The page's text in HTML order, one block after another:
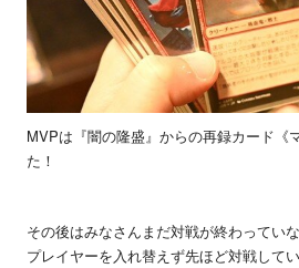
MVPは『闇の隆盛』からの再録カード《
た！
その後はみなさんまだ対戦が終わってい
プレイヤーを入れ替えず先ほど対戦して